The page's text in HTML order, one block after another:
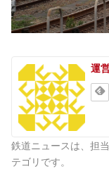
運
鉄道ニュースは、担
テゴリです。